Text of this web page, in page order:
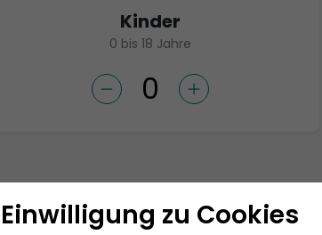
Kinder
0 bis 18 Jahre
Einwilligung zu Cookies